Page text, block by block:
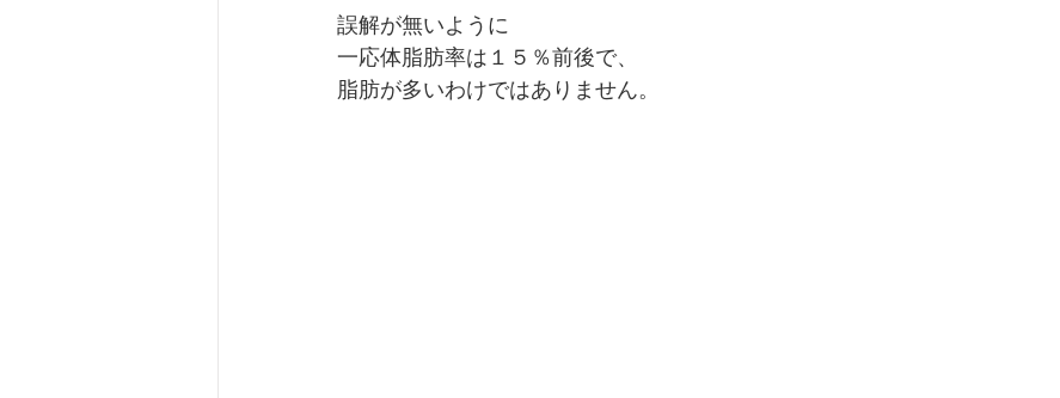
誤解が無いように
一応体脂肪率は１５％前後で、
脂肪が多いわけではありません。